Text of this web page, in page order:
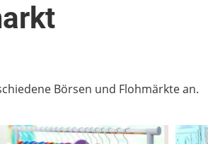
Börsen und Flohmärkte an.